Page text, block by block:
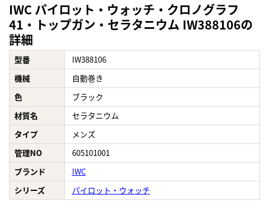
IWC パイロット・ウォッチ・クロノグラフ
41・トップガン・セラタニウム IW388106の
詳細
型番
IW388106
機械
自動巻き
色
ブラック
材質名
セラタニウム
タイプ
メンズ
管理NO
605101001
ブランド
IWC
シリーズ
パイロット・ウォッチ